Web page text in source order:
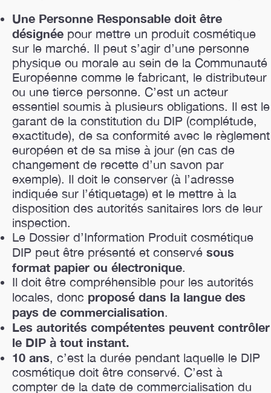
Une Personne Responsable doit être
désignée pour mettre un produit cosmétique
sur le marché. Il peut s’agir d’une personne
physique ou morale au sein de la Communauté
Européenne comme le fabricant, le distributeur
ou une tierce personne. C’est un acteur
essentiel soumis à plusieurs obligations. Il est le
garant de la constitution du DIP (complétude,
exactitude), de sa conformité avec le règlement
européen et de sa mise à jour (en cas de
changement de recette d’un savon par
exemple). Il doit le conserver (à l’adresse
indiquée sur l’étiquetage) et le mettre à la
disposition des autorités sanitaires lors de leur
inspection.
Le Dossier d’Information Produit cosmétique
DIP peut être présenté et conservé sous
format papier ou électronique.
Il doit être compréhensible pour les autorités
locales, donc proposé dans la langue des
pays de commercialisation.
Les autorités compétentes peuvent contrôler
le DIP à tout instant.
10 ans, c’est la durée pendant laquelle le DIP
cosmétique doit être conservé. C’est à
compter de la date de commercialisation du